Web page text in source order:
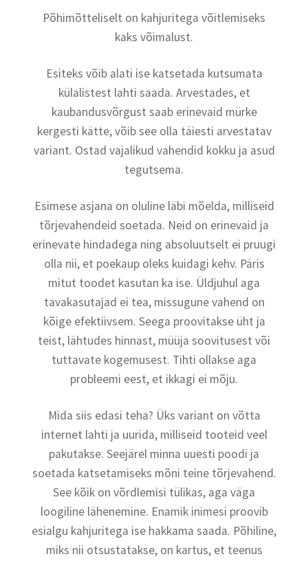
Tule uuri järele, kuidas saad oma kahjuriteprobleemile
Põhimõtteliselt on kahjuritega võitlemiseks
kaks võimalust.
Esiteks võib alati ise katsetada kutsumata
külalistest lahti saada. Arvestades, et
kaubandusvõrgust saab erinevaid mürke
kergesti kätte, võib see olla täiesti arvestatav
variant. Ostad vajalikud vahendid kokku ja asud
tegutsema.
Esimese asjana on oluline läbi mõelda, milliseid
tõrjevahendeid soetada. Neid on erinevaid ja
erinevate hindadega ning absoluutselt ei pruugi
olla nii, et poekaup oleks kuidagi kehv. Päris
mitut toodet kasutan ka ise. Üldjuhul aga
tavakasutajad ei tea, missugune vahend on
kõige efektiivsem. Seega proovitakse üht ja
teist, lähtudes hinnast, müüja soovitusest või
tuttavate kogemusest. Tihti ollakse aga
probleemi eest, et ikkagi ei mõju.
Mida siis edasi teha? Üks variant on võtta
internet lahti ja uurida, milliseid tooteid veel
pakutakse. Seejärel minna uuesti poodi ja
soetada katsetamiseks mõni teine tõrjevahend.
See kõik on võrdlemisi tülikas, aga väga
loogiline lähenemine. Enamik inimesi proovib
esialgu kahjuritega ise hakkama saada. Põhiline,
miks nii otsustatakse, on kartus, et teenus